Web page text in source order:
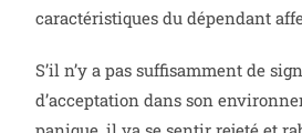
caractéristiques du dépendant
S’il n’y a pas suffisamment de
d’acceptation dans son